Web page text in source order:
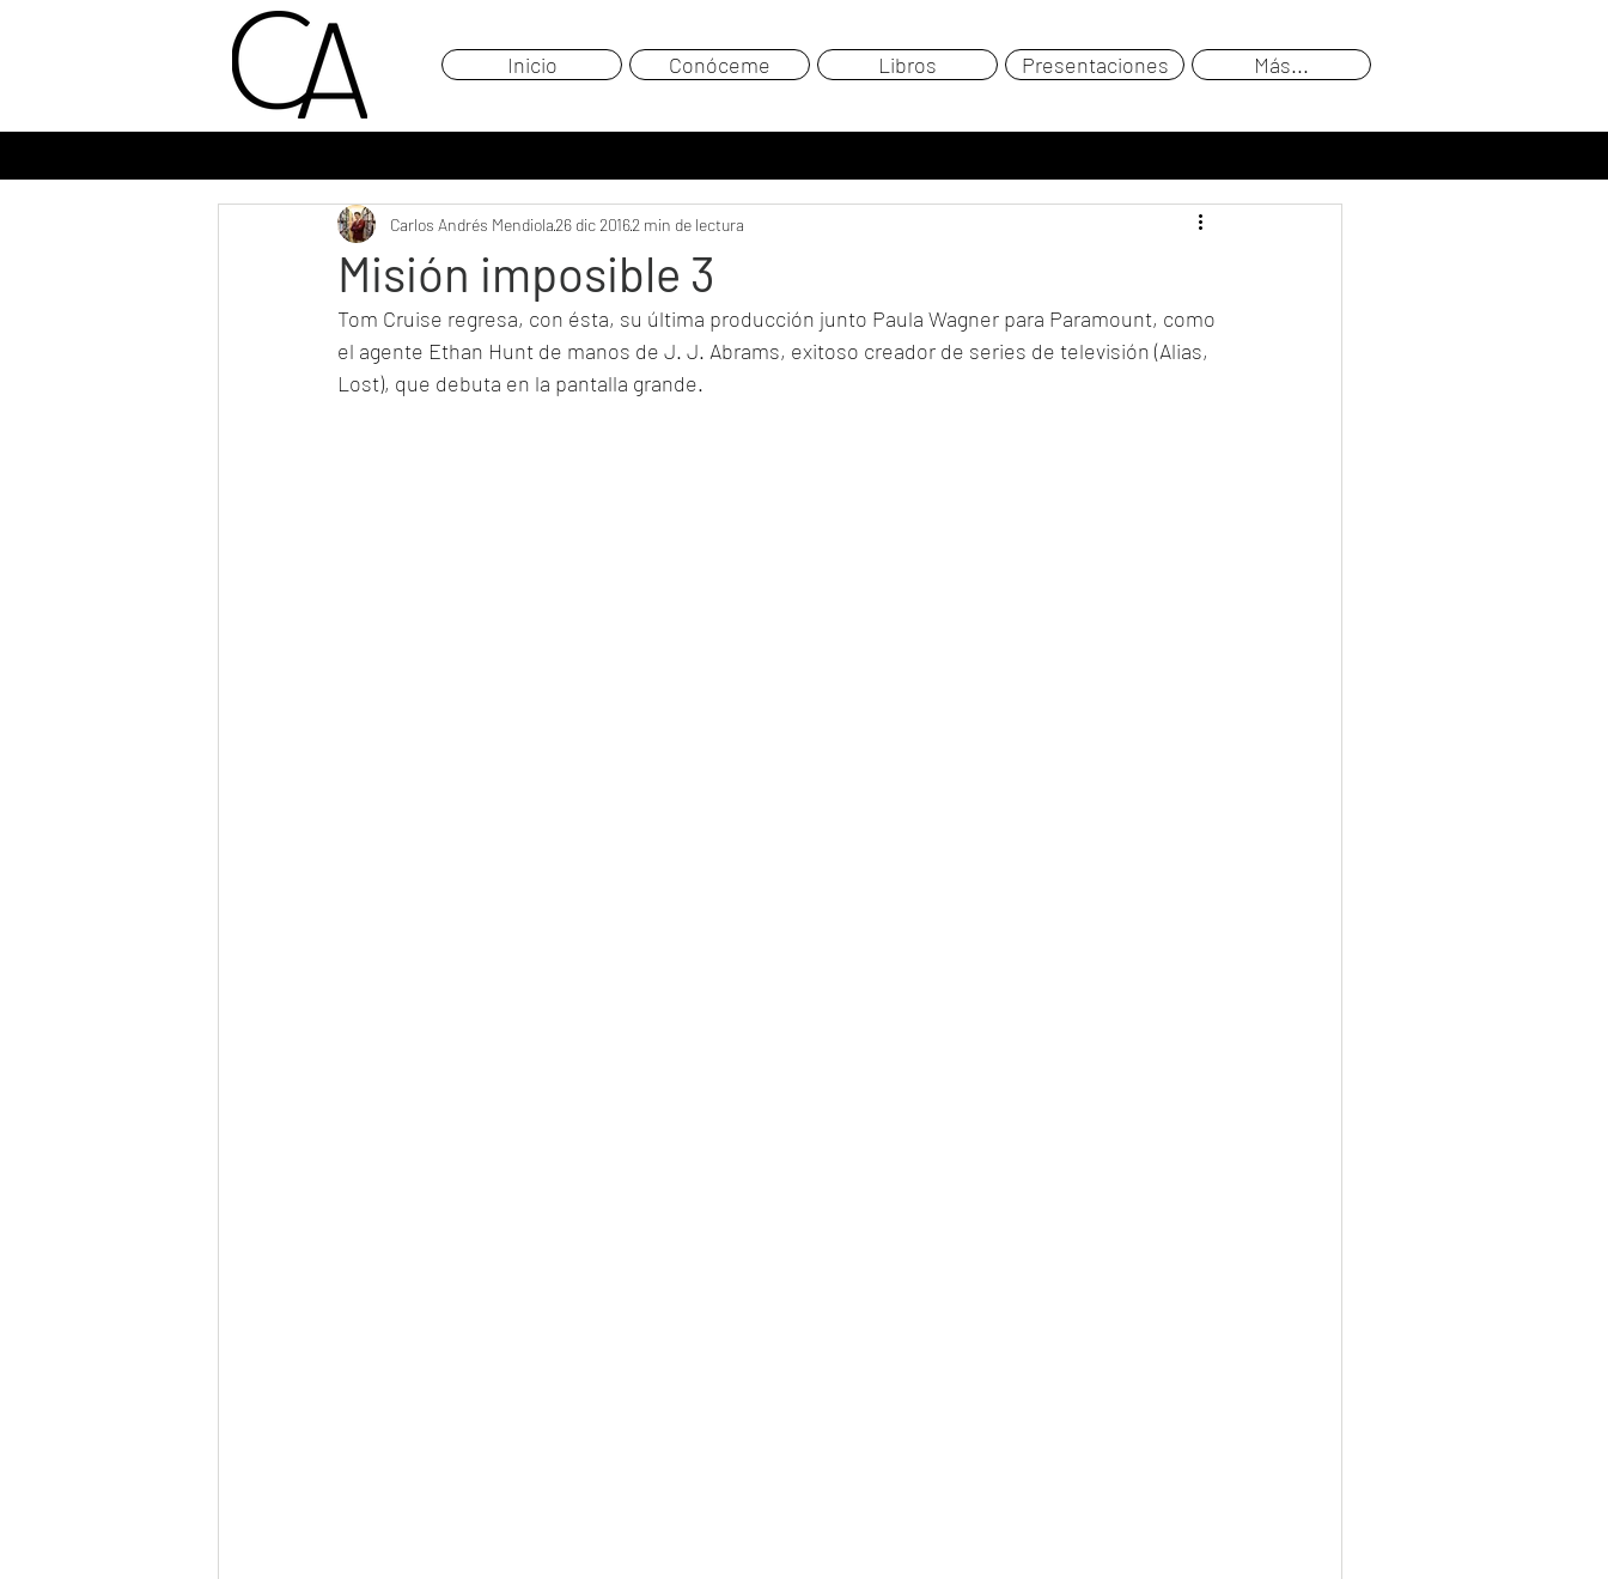
Inicio Conóceme Libros Presentaciones Más...
Misión imposible 3
Carlos Andrés Mendiola26 dic 20162 min de lectura
Tom Cruise regresa, con ésta, su última producción junto Paula Wagner para Paramount, como
el agente Ethan Hunt de manos de J. J. Abrams, exitoso creador de series de televisión (Alias,
Lost), que debuta en la pantalla grande.